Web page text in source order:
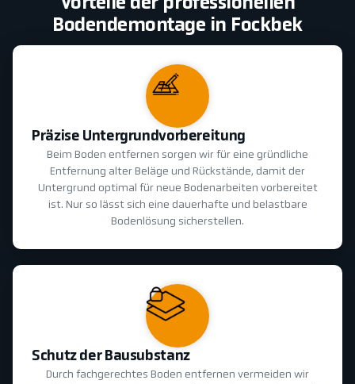
Vorteile der professionellen
Bodendemontage in Fockbek
Präzise Untergrundvorbereitung
Beim Boden entfernen sorgen wir für eine gründliche
Entfernung alter Beläge und Rückstände, damit der
Untergrund optimal für neue Bodenarbeiten vorbereitet
ist. Nur so lässt sich eine dauerhafte und belastbare
Bodenlösung sicherstellen.
Schutz der Bausubstanz
Durch fachgerechtes Boden entfernen vermeiden wir